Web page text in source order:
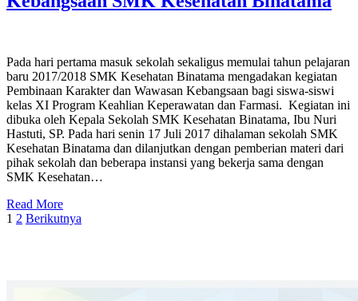
Pada hari pertama masuk sekolah sekaligus memulai tahun pelajaran
baru 2017/2018 SMK Kesehatan Binatama mengadakan kegiatan
Pembinaan Karakter dan Wawasan Kebangsaan bagi siswa-siswi
kelas XI Program Keahlian Keperawatan dan Farmasi. Kegiatan ini
dibuka oleh Kepala Sekolah SMK Kesehatan Binatama, Ibu Nuri
Hastuti, SP. Pada hari senin 17 Juli 2017 dihalaman sekolah SMK
Kesehatan Binatama dan dilanjutkan dengan pemberian materi dari
pihak sekolah dan beberapa instansi yang bekerja sama dengan
SMK Kesehatan…
Read More
Paginasi
1 2 Berikutnya